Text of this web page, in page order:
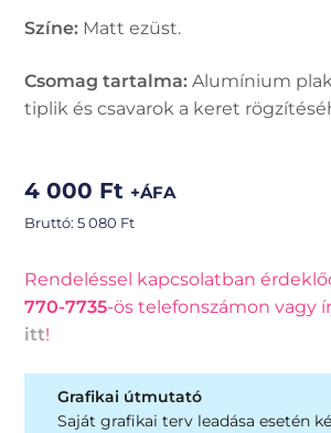
Színe: Matt ezüst.
Csomag tartalma: Alumínium
tiplik és csavarok a keret
4 000 Ft +ÁFA
Bruttó:5 080 Ft
Rendeléssel kapcsolatban
770-7735-ös telefonszámon vagy
itt!
Grafikai útmutató
Saját grafikai terv leadása esetén